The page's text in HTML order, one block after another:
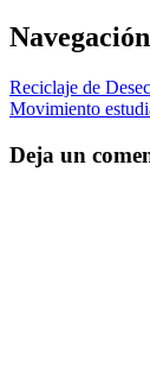
Reciclaje de
Movimiento
Deja un